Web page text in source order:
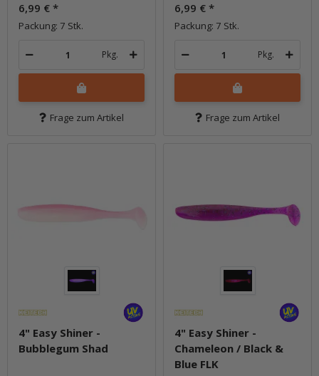
6,99 € *
Packung: 7 Stk.
Pkg.
Frage zum Artikel
6,99 € *
Packung: 7 Stk.
Pkg.
Frage zum Artikel
4" Easy Shiner -
Bubblegum Shad
4" Easy Shiner -
Chameleon / Black &
Blue FLK